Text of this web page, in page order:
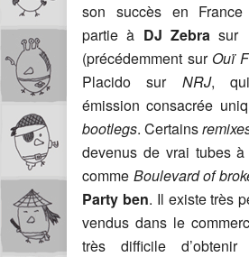
son succès en
partie à DJ Zebra sur
(précédemment sur Ouï
Placido sur NRJ,
émission consacrée
bootlegs. Certains
devenus de vrai tubes
comme Boulevard of
Party ben. Il existe très
vendus dans le
très difficile